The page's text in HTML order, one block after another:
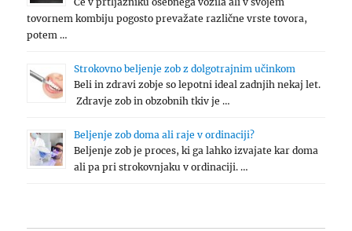
tovornem kombiju pogosto prevažate različne vrste tovora,
potem …
Strokovno beljenje zob z dolgotrajnim učinkom
Beli in zdravi zobje so lepotni ideal zadnjih nekaj let.
Zdravje zob in obzobnih tkiv je …
Beljenje zob doma ali raje v ordinaciji?
Beljenje zob je proces, ki ga lahko izvajate kar doma
ali pa pri strokovnjaku v ordinaciji. …